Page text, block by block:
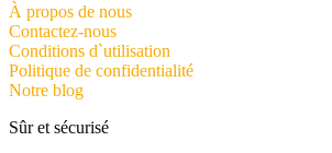
À propos de nous
Contactez-nous
Conditions d`utilisation
Politique de confidentialité
Notre blog
Sûr et sécurisé